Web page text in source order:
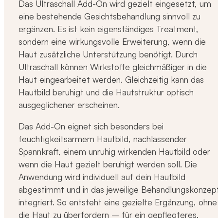
Das Ultraschall Add-On wird gezielt eingesetzt, um
eine bestehende Gesichtsbehandlung sinnvoll zu
ergänzen. Es ist kein eigenständiges Treatment,
sondern eine wirkungsvolle Erweiterung, wenn die
Haut zusätzliche Unterstützung benötigt. Durch
Ultraschall können Wirkstoffe gleichmäßiger in die
Haut eingearbeitet werden. Gleichzeitig kann das
Hautbild beruhigt und die Hautstruktur optisch
ausgeglichener erscheinen.
Das Add-On eignet sich besonders bei
feuchtigkeitsarmem Hautbild, nachlassender
Spannkraft, einem unruhig wirkenden Hautbild oder
wenn die Haut gezielt beruhigt werden soll. Die
Anwendung wird individuell auf dein Hautbild
abgestimmt und in das jeweilige
integriert. So entsteht eine gezielte Ergänzung, ohne
die Haut zu überfordern – für ein gepflegteres,